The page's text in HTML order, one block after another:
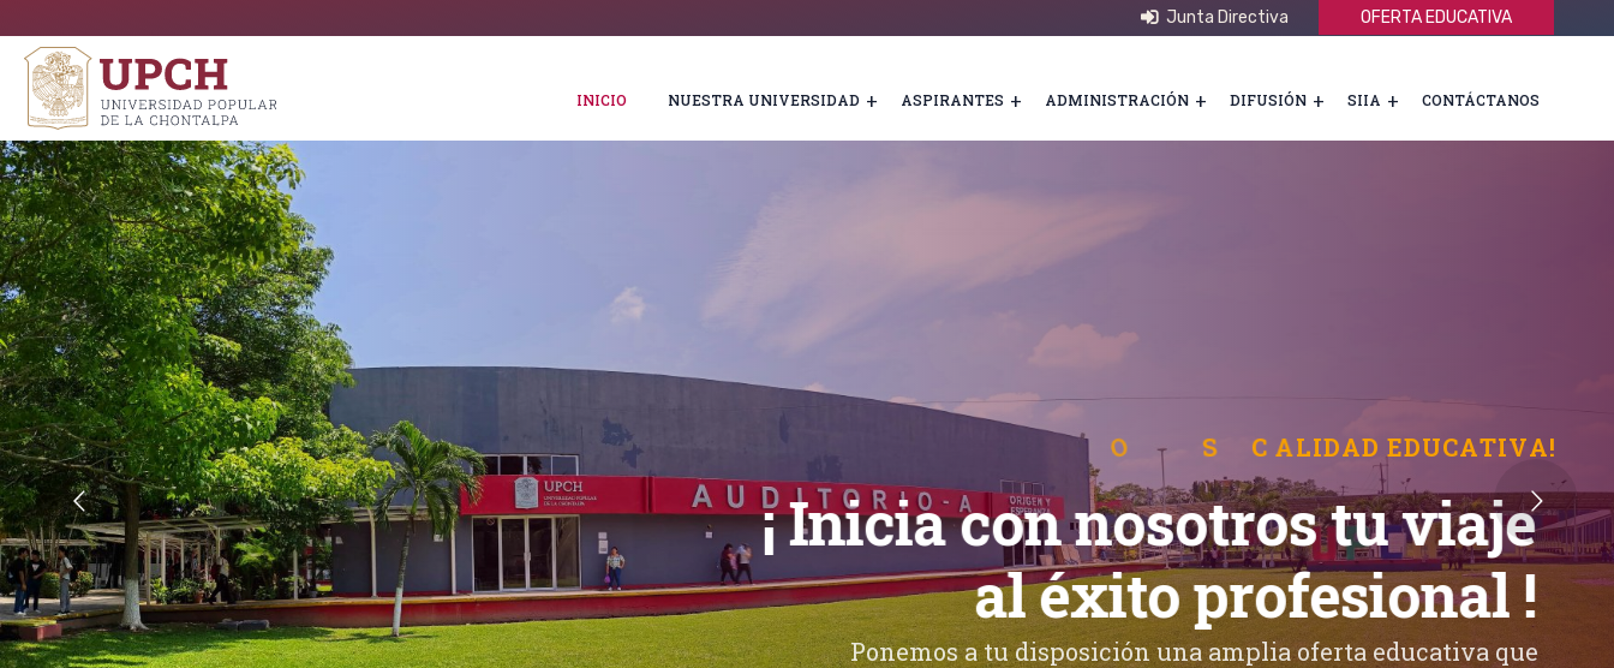
Junta Directiva OFERTA EDUCATIVA
INICIO NUESTRA UNIVERSIDAD ASPIRANTES ADMINISTRACIÓN DIFUSIÓN SIIA CONTÁCTANOS
Ponemos a tu disposición una amplia oferta educativa que
¡ Inicia con nosotros tu viaje
al éxito profesional !
UP CH S M C ALIDAD EDUCATIVA!